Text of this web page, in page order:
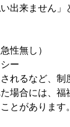
出来ません」
性無し）
ー
れるなど、制
場合には、福
とがあります。